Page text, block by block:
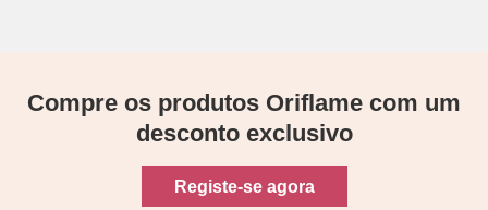
Compre os produtos Oriflame com um
desconto exclusivo
Registe-se agora